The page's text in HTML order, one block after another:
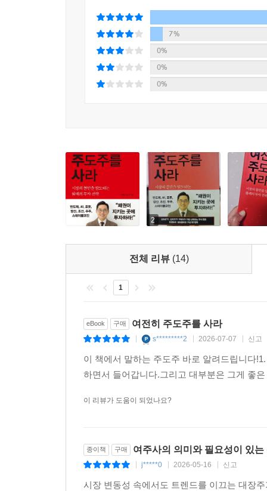
다시 시작된 패권의 시간, ‘개미’이자 ‘새우’인
“대체할 수 없는 기술은 무엇인가?” 그리고 “그
전력으로 지키는 안보자산은 투자자에게 주도
시작할 것이다.
흐르는지 명확하게 짚어주고 돈이 특정 산업으
아니라, 국가가 움직인다.” 결국 답은 단순하다.
역사는, 그리고 저자 또한, 한결같이 말한다. “
“안보자산이 주도주다.” 강력한 메시지로 무장한
판단할 수 있게 될 것이다.
7%
0%
0%
0%
2
전체 리뷰 (14)
1
eBook 구매 여전히 주도주를 사라
s*********2 2026-07-07 신고
이 책에서 말하는 주도주 바로 알려드립니다
하면서 들어갑니다.그리고 대부분은 그게 좋
이 리뷰가 도움이 되었나요?
종이책 구매 여주사의 의미와 필요성이 있는
j*****0 2026-05-16 신고
시장 변동성 속에서도 트렌드를 이끄는 대장